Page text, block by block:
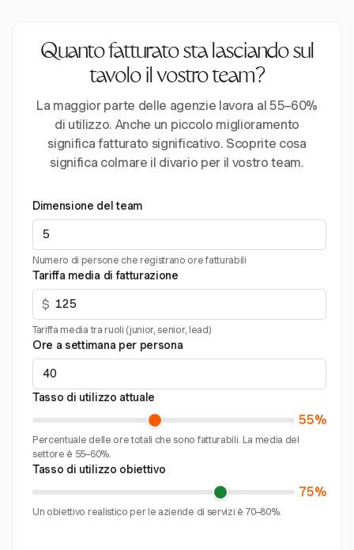
Quanto fatturato sta lasciando sul
tavolo il vostro team?
La maggior parte delle agenzie lavora al 55–60%
di utilizzo. Anche un piccolo miglioramento
significa fatturato significativo. Scoprite cosa
significa colmare il divario per il vostro team.
Dimensione del team
Numero di persone che registrano ore fatturabili
Tariffa media di fatturazione
$
Tariffa media tra ruoli (junior, senior, lead)
Ore a settimana per persona
Tasso di utilizzo attuale
55%
Percentuale delle ore totali che sono fatturabili. La media del
settore è 55–60%.
Tasso di utilizzo obiettivo
75%
Un obiettivo realistico per le aziende di servizi è 70–80%.